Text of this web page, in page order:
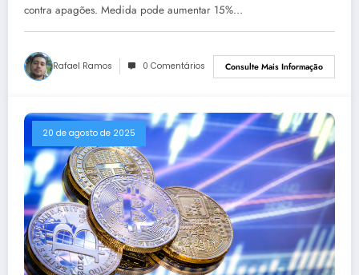
contra apagões. Medida pode aumentar 15%…
Rafael Ramos 0 Comentários Consulte Mais Informação
20 de agosto de 2025